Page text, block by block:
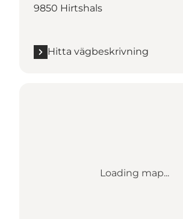
9850 Hirtshals
Hitta vägbeskrivning
Loading map...